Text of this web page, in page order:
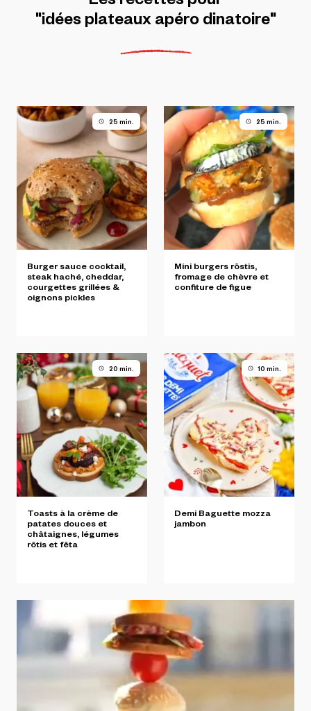
"idées plateaux apéro dinatoire"
25 min.
Burger sauce cocktail,
steak haché, cheddar,
courgettes grillées &
oignons pickles
25 min.
Mini burgers röstis,
fromage de chèvre et
confiture defigue
20 min.
Toasts à la crème de
patates douces et
châtaignes, légumes
rôtis et fêta
10 min.
Demi Baguette mozza
jambon